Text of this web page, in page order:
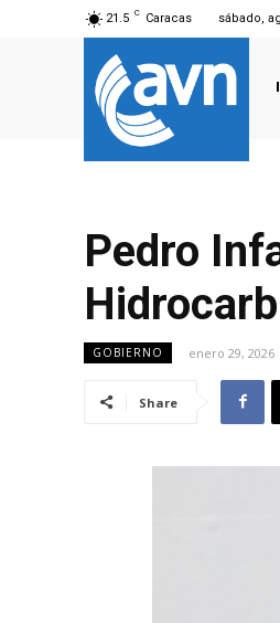
21.5 C Caracas sábado,
Pedro
GOBIERNO enero 29, 2026
Share